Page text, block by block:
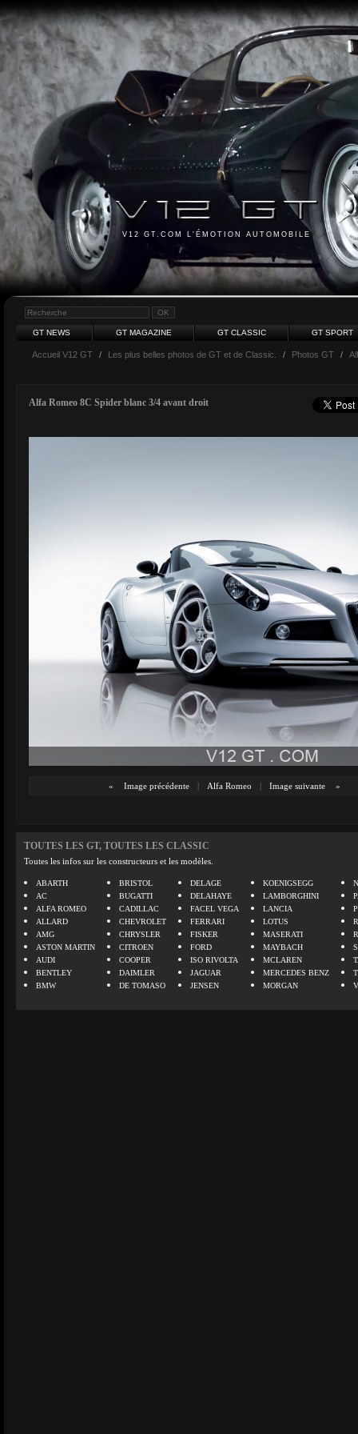
V12 GT.COM L'ÉMOTION AUTOMOBILE
GT NEWS GT MAGAZINE GT CLASSIC GT SPORT
Accueil V12 GT / Les plus belles photos de GT et de Classic. / Photos GT /
Alfa Romeo 8C Spider blanc 3/4 avant droit
« Image précédente | Alfa Romeo | Image suivante »
TOUTES LES GT, TOUTES LES CLASSIC
Toutes les infos sur les constructeurs et les modèles.
ABARTH
AC
ALFA ROMEO
ALLARD
AMG
ASTON MARTIN
AUDI
BENTLEY
BMW
BRISTOL
BUGATTI
CADILLAC
CHEVROLET
CHRYSLER
CITROEN
COOPER
DAIMLER
DE TOMASO
DELAGE
DELAHAYE
FACEL VEGA
FERRARI
FISKER
FORD
ISO RIVOLTA
JAGUAR
JENSEN
KOENIGSEGG
LAMBORGHINI
LANCIA
LOTUS
MASERATI
MAYBACH
MCLAREN
MERCEDES BENZ
MORGAN